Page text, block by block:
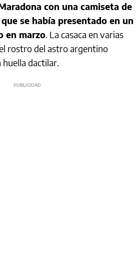
con una camiseta de
se había presentado en un
en marzo. La casaca en varias
rostro del astro argentino
dactilar.